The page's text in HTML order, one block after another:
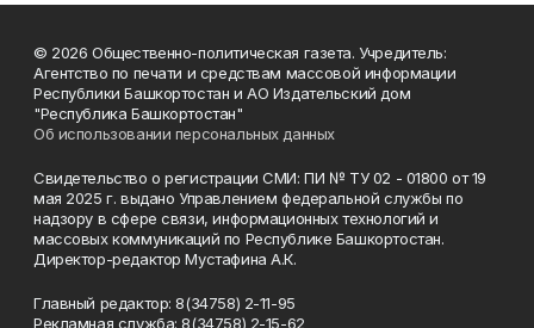
© 2026 Общественно-политическая газета. Учредитель:
Агентство по печати и средствам массовой информации
Республики Башкортостан и АО Издательский дом
"Республика Башкортостан"
Об использовании персональных данных
Свидетельство о регистрации СМИ: ПИ № ТУ 02 - 01800 от 19
мая 2025 г. выдано Управлением федеральной службы по
надзору в сфере связи, информационных технологий и
массовых коммуникаций по Республике Башкортостан.
Директор-редактор Мустафина А.К.
Главный редактор: 8(34758) 2-11-95
Рекламная служба: 8(34758) 2-15-62